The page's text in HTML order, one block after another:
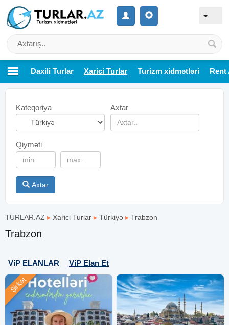
Daxili Turlar Xarici Turlar Turizm xidmətləri Rent
Kateqoriya Axtar
Qiyməti
Axtar
TURLAR.AZ ▸ Xarici Turlar ▸ Türkiyə ▸ Trabzon
Trabzon
ViP ELANLAR ViP Elan Et
Şirkət